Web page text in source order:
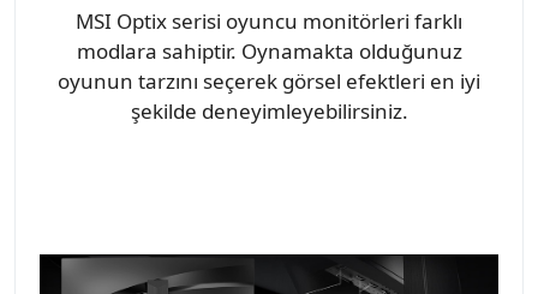
MSI Optix serisi oyuncu monitörleri farklı
modlara sahiptir. Oynamakta olduğunuz
oyunun tarzını seçerek görsel efektleri en iyi
şekilde deneyimleyebilirsiniz.